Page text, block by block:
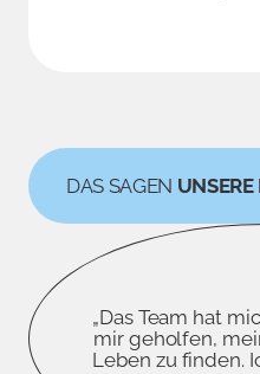
DAS SAGEN
„Das Team hat
mir geholfen,
Leben zu finden.